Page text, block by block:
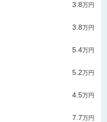
3.8万円
3.8万円
5.4万円
5.2万円
4.5万円
7.7万円